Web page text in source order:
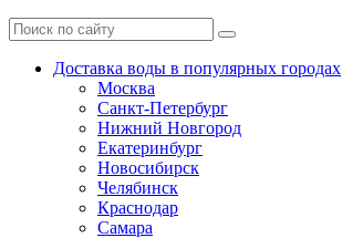
Доставка воды в популярных городах
Москва
Санкт-Петербург
Нижний Новгород
Екатеринбург
Новосибирск
Челябинск
Краснодар
Самара